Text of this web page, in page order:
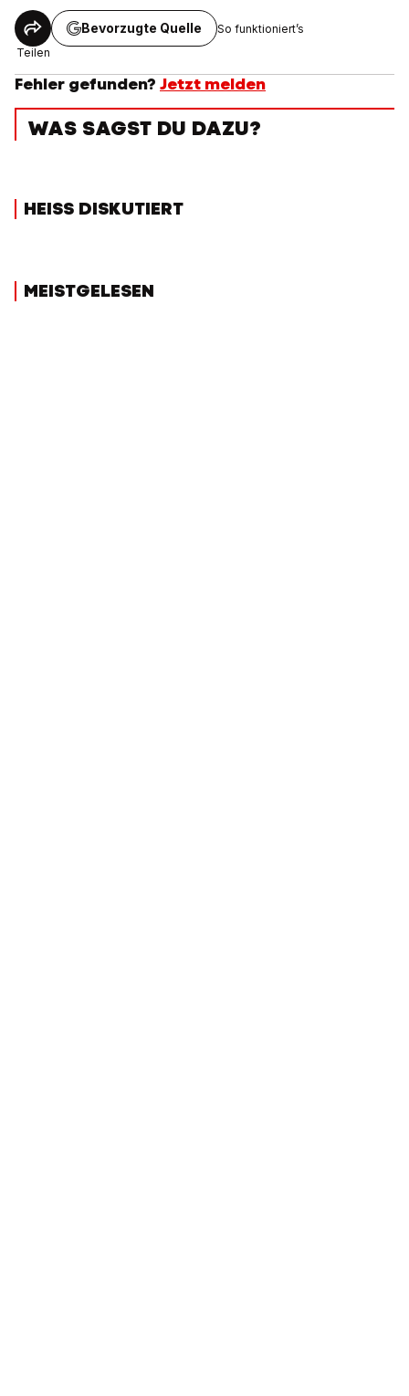
Teilen
Bevorzugte Quelle So funktioniert’s
Fehler gefunden? Jetzt melden
WAS SAGST DU DAZU?
HEISS DISKUTIERT
MEISTGELESEN